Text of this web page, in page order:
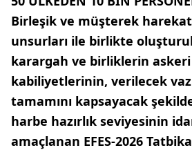
Birleşik ve müşterek
unsurları ile birlikte
karargah ve birliklerin
kabiliyetlerinin, verilecek
tamamını kapsayacak
harbe hazırlık seviyesinin
amaçlanan EFES-2026